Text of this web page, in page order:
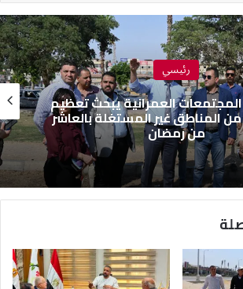
رئيسي
العمرانية يبحث تعظيم
المناطق غير المستغلة بالعاشر
من رمضان